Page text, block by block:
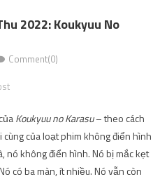
2022: Koukyuu No
Comment(0)
Koukyuu no Karasu– theo cách
của loạt phim không điển hình
nó không điển hình. Nó bị mắc kẹt
có ba màn, ít nhiều. Nó vẫn còn